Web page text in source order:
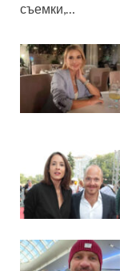
съемки,…